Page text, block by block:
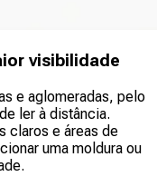
visibilidade
e aglomeradas, pelo
ler à distância.
claros e áreas de
uma moldura ou